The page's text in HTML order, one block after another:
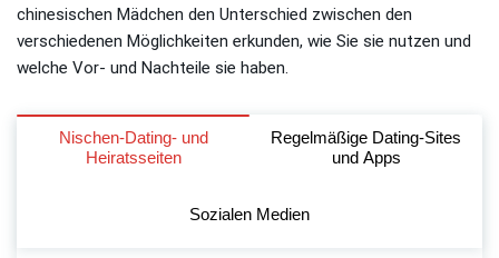
chinesischen Mädchen den Unterschied zwischen den
verschiedenen Möglichkeiten erkunden, wie Sie sie nutzen und
welche Vor- und Nachteile sie haben.
Nischen-Dating- und
Heiratsseiten
Regelmäßige Dating-Sites
und Apps
Sozialen Medien